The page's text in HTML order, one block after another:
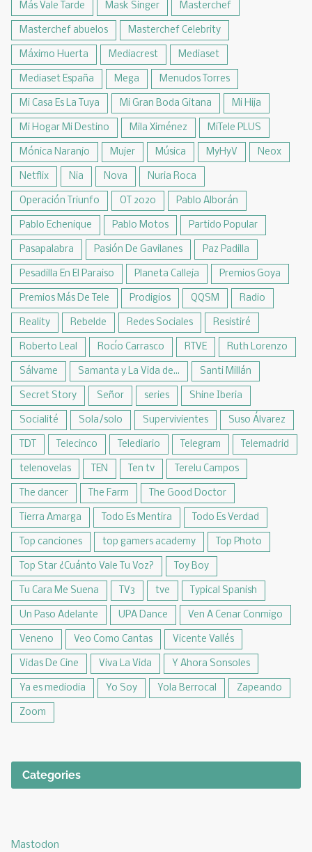
Más Vale Tarde Mask Singer Masterchef
Masterchef abuelos Masterchef Celebrity
Máximo Huerta Mediacrest Mediaset
Mediaset España Mega Menudos Torres
Mi Casa Es La Tuya Mi Gran Boda Gitana Mi Hija
Mi Hogar Mi Destino Mila Ximénez MiTele PLUS
Mónica Naranjo Mujer Música MyHyV Neox
Netflix Nia Nova Nuria Roca
Operación Triunfo OT 2020 Pablo Alborán
Pablo Echenique Pablo Motos Partido Popular
Pasapalabra Pasión De Gavilanes Paz Padilla
Pesadilla En El Paraiso Planeta Calleja Premios Goya
Premios Más De Tele Prodigios QQSM Radio
Reality Rebelde Redes Sociales Resistiré
Roberto Leal Rocío Carrasco RTVE Ruth Lorenzo
Sálvame Samanta y La Vida de... Santi Millán
Secret Story Señor series Shine Iberia
Socialité Sola/solo Supervivientes Suso Álvarez
TDT Telecinco Telediario Telegram Telemadrid
telenovelas TEN Ten tv Terelu Campos
The dancer The Farm The Good Doctor
Tierra Amarga Todo Es Mentira Todo Es Verdad
Top canciones top gamers academy Top Photo
Top Star ¿Cuánto Vale Tu Voz? Toy Boy
Tu Cara Me Suena TV3 tve Typical Spanish
Un Paso Adelante UPA Dance Ven A Cenar Conmigo
Veneno Veo Como Cantas Vicente Vallés
Vidas De Cine Viva La Vida Y Ahora Sonsoles
Ya es mediodia Yo Soy Yola Berrocal Zapeando
Zoom
Categories
Mastodon